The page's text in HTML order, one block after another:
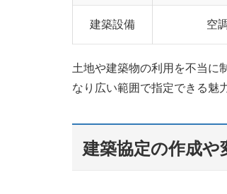
建築設備 空
土地や建築物の利用を不当に
なり広い範囲で指定できる魅
建築協定の作成や